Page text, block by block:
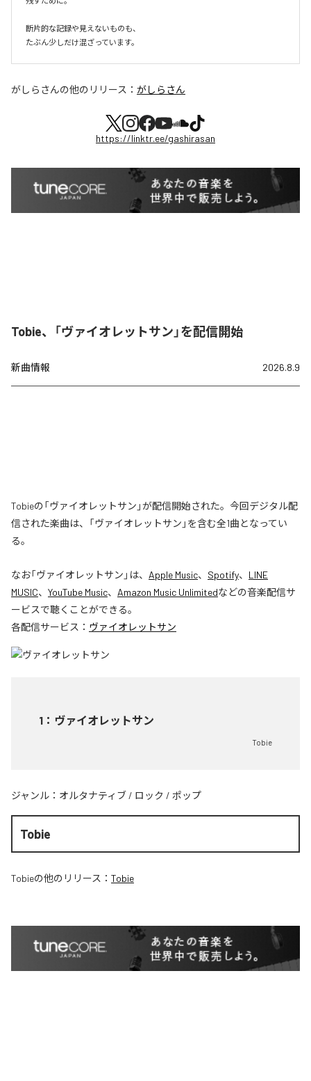
断片的な記録や見えないものも、
たぶん少しだけ混ざっています。
がしらさんの他のリリース： がしらさん
https://linktr.ee/gashirasan
Tobie、「ヴァイオレットサン」を配信開始
新曲情報 2026.8.9
Tobieの「ヴァイオレットサン」が配信開始された。今回デジタル配
信された楽曲は、「ヴァイオレットサン」を含む全1曲となってい
る。
なお「ヴァイオレットサン 」は、 Apple Music、 Spotify、 LINE
MUSIC、 YouTube Music、 Amazon Music Unlimitedなどの音楽配信サ
ービスで聴くことができる。
各配信サービス： ヴァイオレットサン
1 ： ヴァイオレットサン
Tobie
ジャンル： オルタナティブ / ロック / ポップ
Tobie
Tobieの他のリリース： Tobie